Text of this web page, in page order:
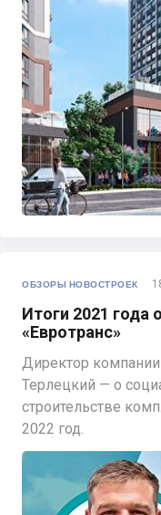
ОБЗОРЫ НОВОСТРОЕК
Итоги 2021 года
«Евротранc»
Директор компании
Терлецкий — о
строительстве
2022 год.